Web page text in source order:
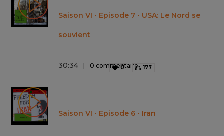
Saison VI • Episode 7 • USA: Le Nord se
souvient
30:34 0 commentaire
0 177
Saison VI • Episode 6 • Iran